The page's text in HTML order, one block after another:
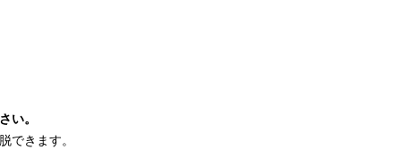
い。
できます。